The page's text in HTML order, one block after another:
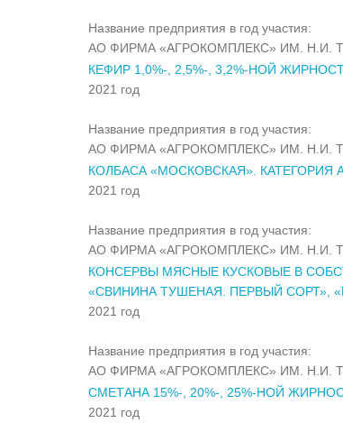
Название предприятия в год участия:
АО ФИРМА «АГРОКОМПЛЕКС» ИМ. Н.И.
КЕФИР 1,0%-, 2,5%-, 3,2%-НОЙ
2021 год
Название предприятия в год участия:
АО ФИРМА «АГРОКОМПЛЕКС» ИМ. Н.И.
КОЛБАСА «МОСКОВСКАЯ». КАТЕГОРИЯ
2021 год
Название предприятия в год участия:
АО ФИРМА «АГРОКОМПЛЕКС» ИМ. Н.И.
КОНСЕРВЫ МЯСНЫЕ КУСКОВЫЕ В
«СВИНИНА ТУШЕНАЯ. ПЕРВЫЙ СОРТ»,
2021 год
Название предприятия в год участия:
АО ФИРМА «АГРОКОМПЛЕКС» ИМ. Н.И.
СМЕТАНА 15%-, 20%-, 25%-НОЙ
2021 год